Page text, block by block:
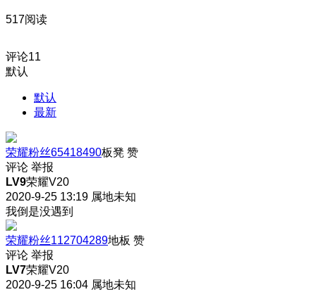
517阅读
评论11
默认
默认
最新
荣耀粉丝65418490板凳 赞
评论 举报
LV9荣耀V20
2020-9-25 13:19 属地未知
我倒是没遇到
荣耀粉丝112704289地板 赞
评论 举报
LV7荣耀V20
2020-9-25 16:04 属地未知